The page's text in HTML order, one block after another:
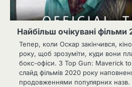
Найбільш очікувані фільми
Тепер, коли Оскар закінчився,
року, щоб зрозуміти, куди вони
бокс-офіси. З Top Gun: Maverick
слайд фільмів 2020 року
продовженнями популярних